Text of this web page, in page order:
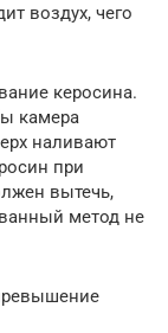
воздух, чего
керосина.
камера
наливают
при
вытечь,
метод не